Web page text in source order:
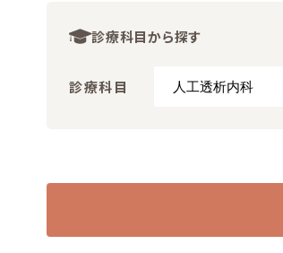
診療科目から探す
診療科目